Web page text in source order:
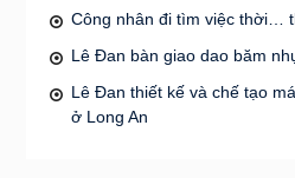
Công nhân đi tìm việc thời…
Lê Đan bàn giao dao băm
Lê Đan thiết kế và chế tạo
ở Long An